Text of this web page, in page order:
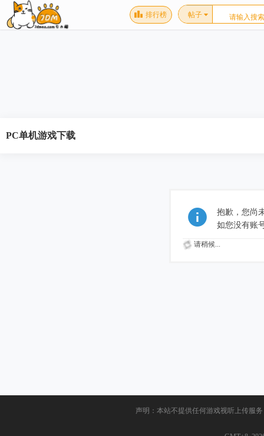
排行榜 帖子
PC单机游戏下载
抱歉，您尚
如您没有账
请稍候...
声明：本站不提供任何游戏视听上传服